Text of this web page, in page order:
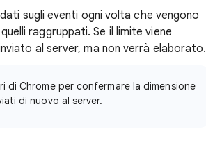
sugli eventi ogni volta che vengono
raggruppati. Se il limite viene
al server, ma non verrà elaborato.
Chrome per confermare la dimensione
di nuovo al server.